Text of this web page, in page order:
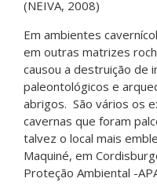
(NEIVA, 2008)
Em ambientes
em outras matrizes
causou a destruição de
paleontológicos e
abrigos. São vários os
cavernas que foram
talvez o local mais
Maquiné, em
Proteção Ambiental -